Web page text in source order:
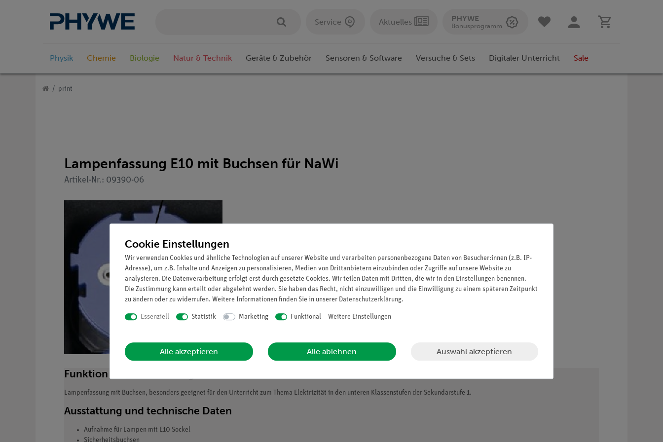
Service Aktuelles PHYWE
Bonusprogramm
Physik Chemie Biologie Natur & Technik Geräte & Zubehör Sensoren & Software Versuche & Sets Digitaler Unterricht Sale
print
Lampenfassung E10 mit Buchsen für NaWi
Artikel-Nr.: 09390-06
Funktion und Verwendung
Lampenfassung mit Buchsen, besonders geeignet für den Unterricht zum Thema Elektrizität in den unteren Klassenstufen der Sekundarstufe 1.
Ausstattung und technische Daten
Aufnahme für Lampen mit E10 Sockel
Sicherheitsbuchsen
Cookie Einstellungen
Wir verwenden Cookies und ähnliche Technologien auf unserer Website und verarbeiten personenbezogene Daten von Besucher:innen (z.B. IP-
Adresse), um z.B. Inhalte und Anzeigen zu personalisieren, Medien von Drittanbietern einzubinden oder Zugriffe auf unsere Website zu
analysieren. Die Datenverarbeitung erfolgt erst durch gesetzte Cookies. Wir teilen Daten mit Dritten, die wir in den Einstellungen benennen.
Die Zustimmung kann erteilt oder abgelehnt werden. Sie haben das Recht, nicht einzuwilligen und die Einwilligung zu einem späteren Zeitpunkt
zu ändern oder zu widerrufen. Weitere Informationen finden Sie in unserer Daten­schutz­erklärung.
Essenziell Statistik Marketing Funktional Weitere Einstellungen
Alle akzeptieren Alle ablehnen Auswahl akzeptieren